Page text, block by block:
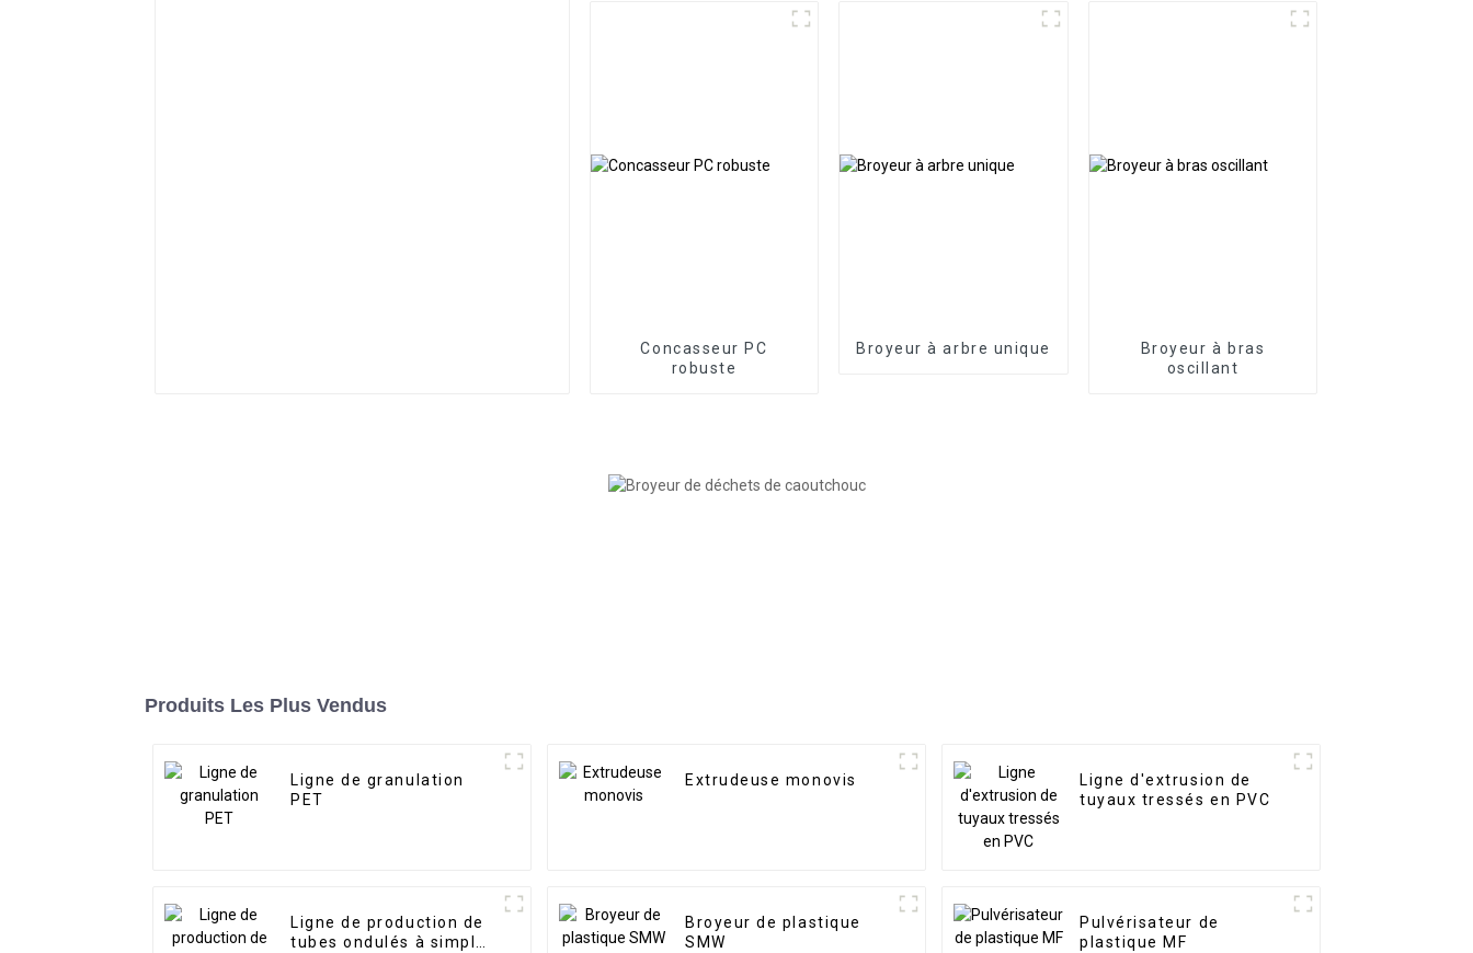
Concasseur PC
robuste
Broyeur à arbre unique
Broyeur à bras
oscillant
Produits Les Plus Vendus
Ligne de granulation
PET
Extrudeuse monovis
Ligne d'extrusion de
tuyaux tressés en PVC
Ligne de production de
tubes ondulés à simple
Broyeur de plastique
SMW
Pulvérisateur de
plastique MF